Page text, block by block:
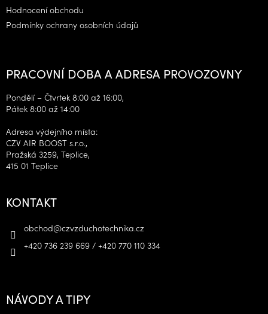
Hodnocení obchodu
Podmínky ochrany osobních údajů
PRACOVNÍ DOBA A ADRESA PROVOZOVNY
Pondělí – Čtvrtek 8:00 až 16:00,
Pátek 8:00 až 14:00
Adresa výdejního místa:
CZV AIR BOOST s.r.o.,
Pražská 3259, Teplice,
415 01 Teplice
KONTAKT
obchod@czvzduchotechnika.cz
+420 736 239 669 / +420 770 110 334
NÁVODY A TIPY